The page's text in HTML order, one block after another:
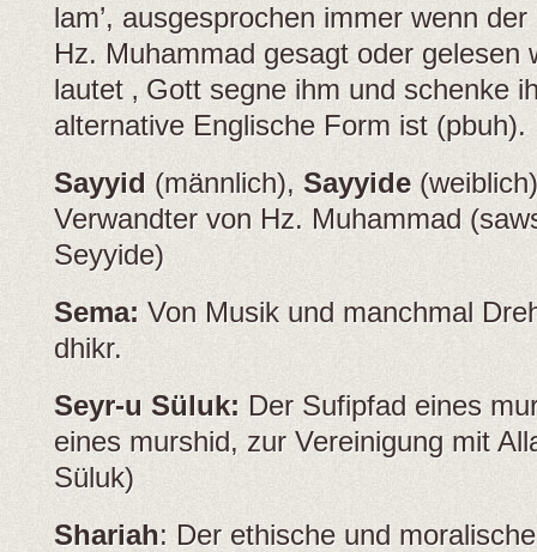
lam’, ausgesprochen immer wenn
Hz. Muhammad gesagt oder gelesen
lautet ‚ Gott segne ihm und schenke
alternative Englische Form ist (pbuh).
Sayyid (männlich), Sayyide
Verwandter von Hz. Muhammad
Seyyide)
Sema: Von Musik und manchmal
dhikr.
Seyr-u Süluk: Der Sufipfad eines
eines murshid, zur Vereinigung mit
Süluk)
Shariah: Der ethische und